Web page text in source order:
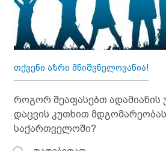
თქვენი აზრი მნიშვნელოვანია!
როგორ შეაფასებთ ადამიანის
დაცვის კუთხით
საქართველოში?